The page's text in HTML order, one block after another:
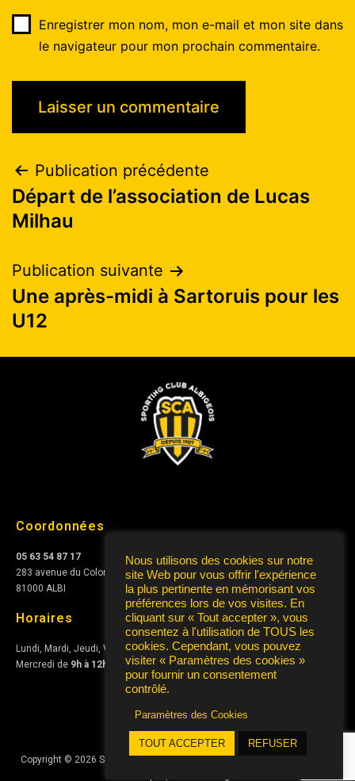
Enregistrer mon nom, mon e-mail et mon site dans
le navigateur pour mon prochain commentaire.
Publication précédente
Départ de l’association de Lucas
Milhau
Publication suivante
Une après-midi à Sartoruis pour les
U12
Coordonnées
05 63 54 87 17
283 avenue du Colonel Teyssier
81000 ALBI
Horaires
Lundi, Mardi, Jeudi, Vendredi de10h à 12het de15h à 17h
Mercredi de 9h à 12h
Copyright © 2026 Sporting Club Albigeois Association | Conception
Nous utilisons des cookies sur notre
site Web pour vous offrir l'expérience
la plus pertinente en mémorisant vos
préférences lors de vos visites. En
cliquant sur « Tout accepter », vous
consentez à l'utilisation de TOUS les
cookies. Cependant, vous pouvez
visiter « Paramètres des cookies »
pour fournir un consentement
contrôlé.
Paramètres des Cookies
TOUT ACCEPTER REFUSER